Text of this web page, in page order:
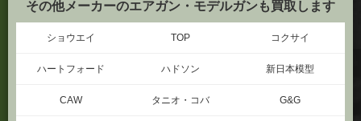
ショウエイ TOP コクサイ